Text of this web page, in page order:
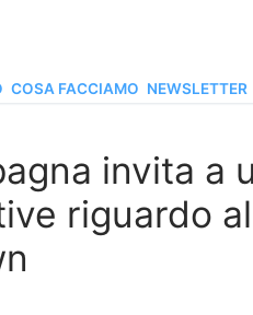
COSA FACCIAMO NEWSLETTER
invita a
riguardo